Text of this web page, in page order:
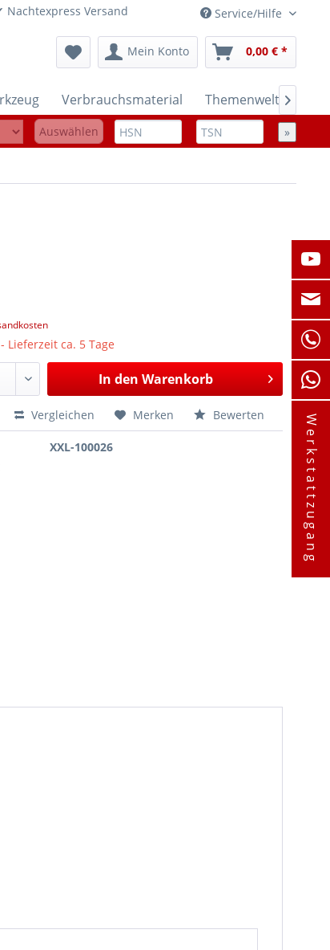
Versand Service/Hilfe
Mein Konto 0,00 € *
Verbrauchsmaterial Themenwelten

Auswählen »
Lieferzeit ca. 5 Tage
In den Warenkorb
Vergleichen Merken Bewerten
XXL-100026
Werkstattzugang